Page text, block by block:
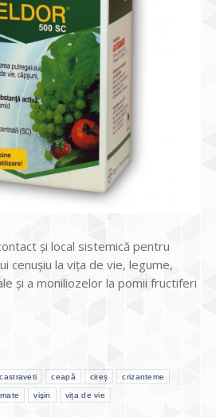
şi local sistemică pentru
cenuşiu la viţa de vie, legume,
şi a moniliozelor la pomii fructiferi
castraveti ceapă cireș crizanteme
vişin vița de vie